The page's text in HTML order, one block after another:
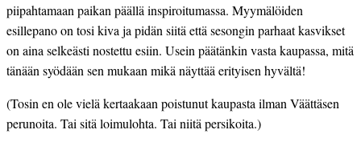
piipahtamaan paikan päällä inspiroitumassa. Myymälöiden
esillepano on tosi kiva ja pidän siitä että sesongin parhaat kasvikset
on aina selkeästi nostettu esiin. Usein päätänkin vasta kaupassa, mitä
tänään syödään sen mukaan mikä näyttää erityisen hyvältä!
(Tosin en ole vielä kertaakaan poistunut kaupasta ilman Väättäsen
perunoita. Tai sitä loimulohta. Tai niitä persikoita.)